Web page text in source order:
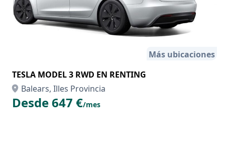
Más ubicaciones
TESLA MODEL 3 RWD EN RENTING
Balears, Illes Provincia
Desde 647 €/mes